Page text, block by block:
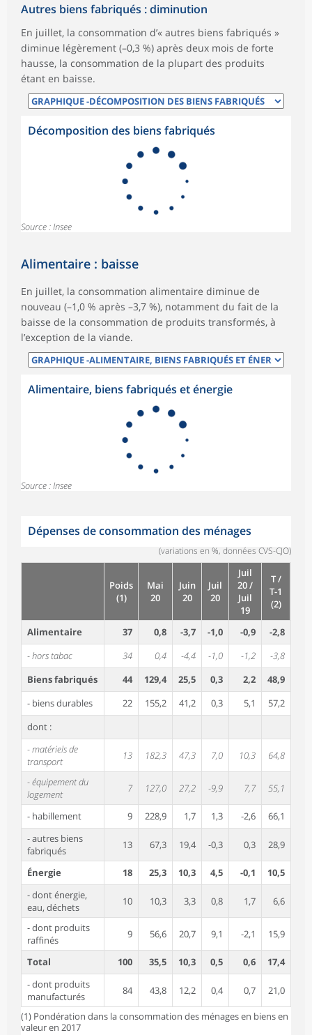
Autres biens fabriqués : diminution
En juillet, la consommation d’« autres biens fabriqués »
diminue légèrement (–0,3 %) après deux mois de forte
hausse, la consommation de la plupart des produits
étant en baisse.
Décomposition des biens fabriqués
Source : Insee
Alimentaire : baisse
En juillet, la consommation alimentaire diminue de
nouveau (–1,0 % après –3,7 %), notamment du fait de la
baisse de la consommation de produits transformés, à
l’exception de la viande.
Alimentaire, biens fabriqués et énergie
Source : Insee
Dépenses de consommation des ménages
(variations en %, données CVS-CJO)
Poids
(1)
Mai
20
Juin
20
Juil
20
Juil
20 /
Juil
19
T /
T-1
(2)
Alimentaire 37 0,8 -3,7 -1,0 -0,9
-2,8
- hors tabac
34 0,4 -4,4 -1,0 -1,2
-3,8
Biens fabriqués
44 129,4 25,5 0,3 2,2
48,9
- biens durables
22 155,2 41,2 0,3 5,1
57,2
dont :
- matériels de
transport
13 182,3 47,3 7,0 10,3 64,8
- équipement du
logement
7 127,0 27,2 -9,9 7,7 55,1
- habillement 9 228,9 1,7 1,3 -2,6
66,1
- autres biens
fabriqués
13 67,3 19,4 -0,3 0,3 28,9
Énergie 18 25,3 10,3 4,5 -0,1
10,5
- dont énergie,
eau, déchets
10 10,3 3,3 0,8 1,7 6,6
- dont produits
raffinés
9 56,6 20,7 9,1 -2,1 15,9
Total 100 35,5 10,3 0,5 0,6
17,4
- dont produits
manufacturés
84 43,8 12,2 0,4 0,7 21,0
(1) Pondération dans la consommation des ménages en biens en
valeur en 2017